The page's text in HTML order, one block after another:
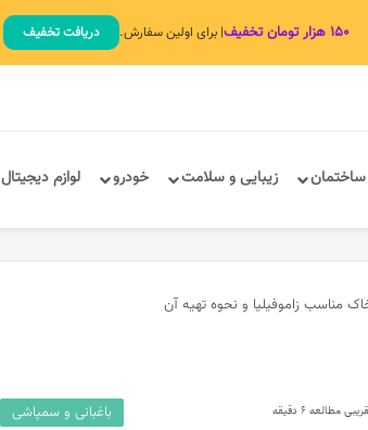
۱۵۰ هزار تومان تخفیف | برای اولین سفارش. دریافت تخفیف
ساختمان زیبایی و سلامت خودرو لوازم دیجیتال
مناسب زاموفیلیا و نحوه تهیه آن
مطالعه 6 دقیقه
باغبانی و سمپاشی